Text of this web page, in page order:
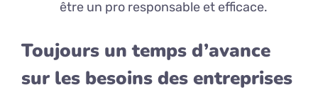
être un pro responsable et efficace.
Toujours un temps d’avance
sur les besoins des entreprises